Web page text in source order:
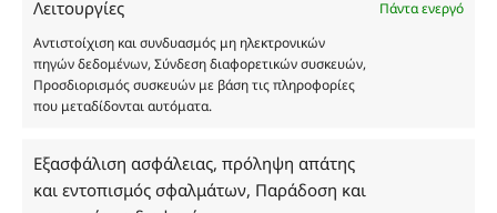
Λειτουργίες
Πάντα ενεργό
Αντιστοίχιση και συνδυασμός μη ηλεκτρονικών
πηγών δεδομένων, Σύνδεση διαφορετικών συσκευών,
Προσδιορισμός συσκευών με βάση τις πληροφορίες
που μεταδίδονται αυτόματα.
Εξασφάλιση ασφάλειας, πρόληψη απάτης
και εντοπισμός σφαλμάτων, Παράδοση και
αντίστοιχα αυθεντικά γνωστών οίκων. Οι
ονομασίες, οι εικόνες και τα σήματα των
προϊόντων αποτελούν αναφαίρετη και
κατοχυρωμένη εμπορικά ιδιοκτησία των
Δημιουργών-Οίκων. Οι εικόνες ενδέχεται να
Με επιφύλαξη κάθε νόμιμου δικαιώματος.